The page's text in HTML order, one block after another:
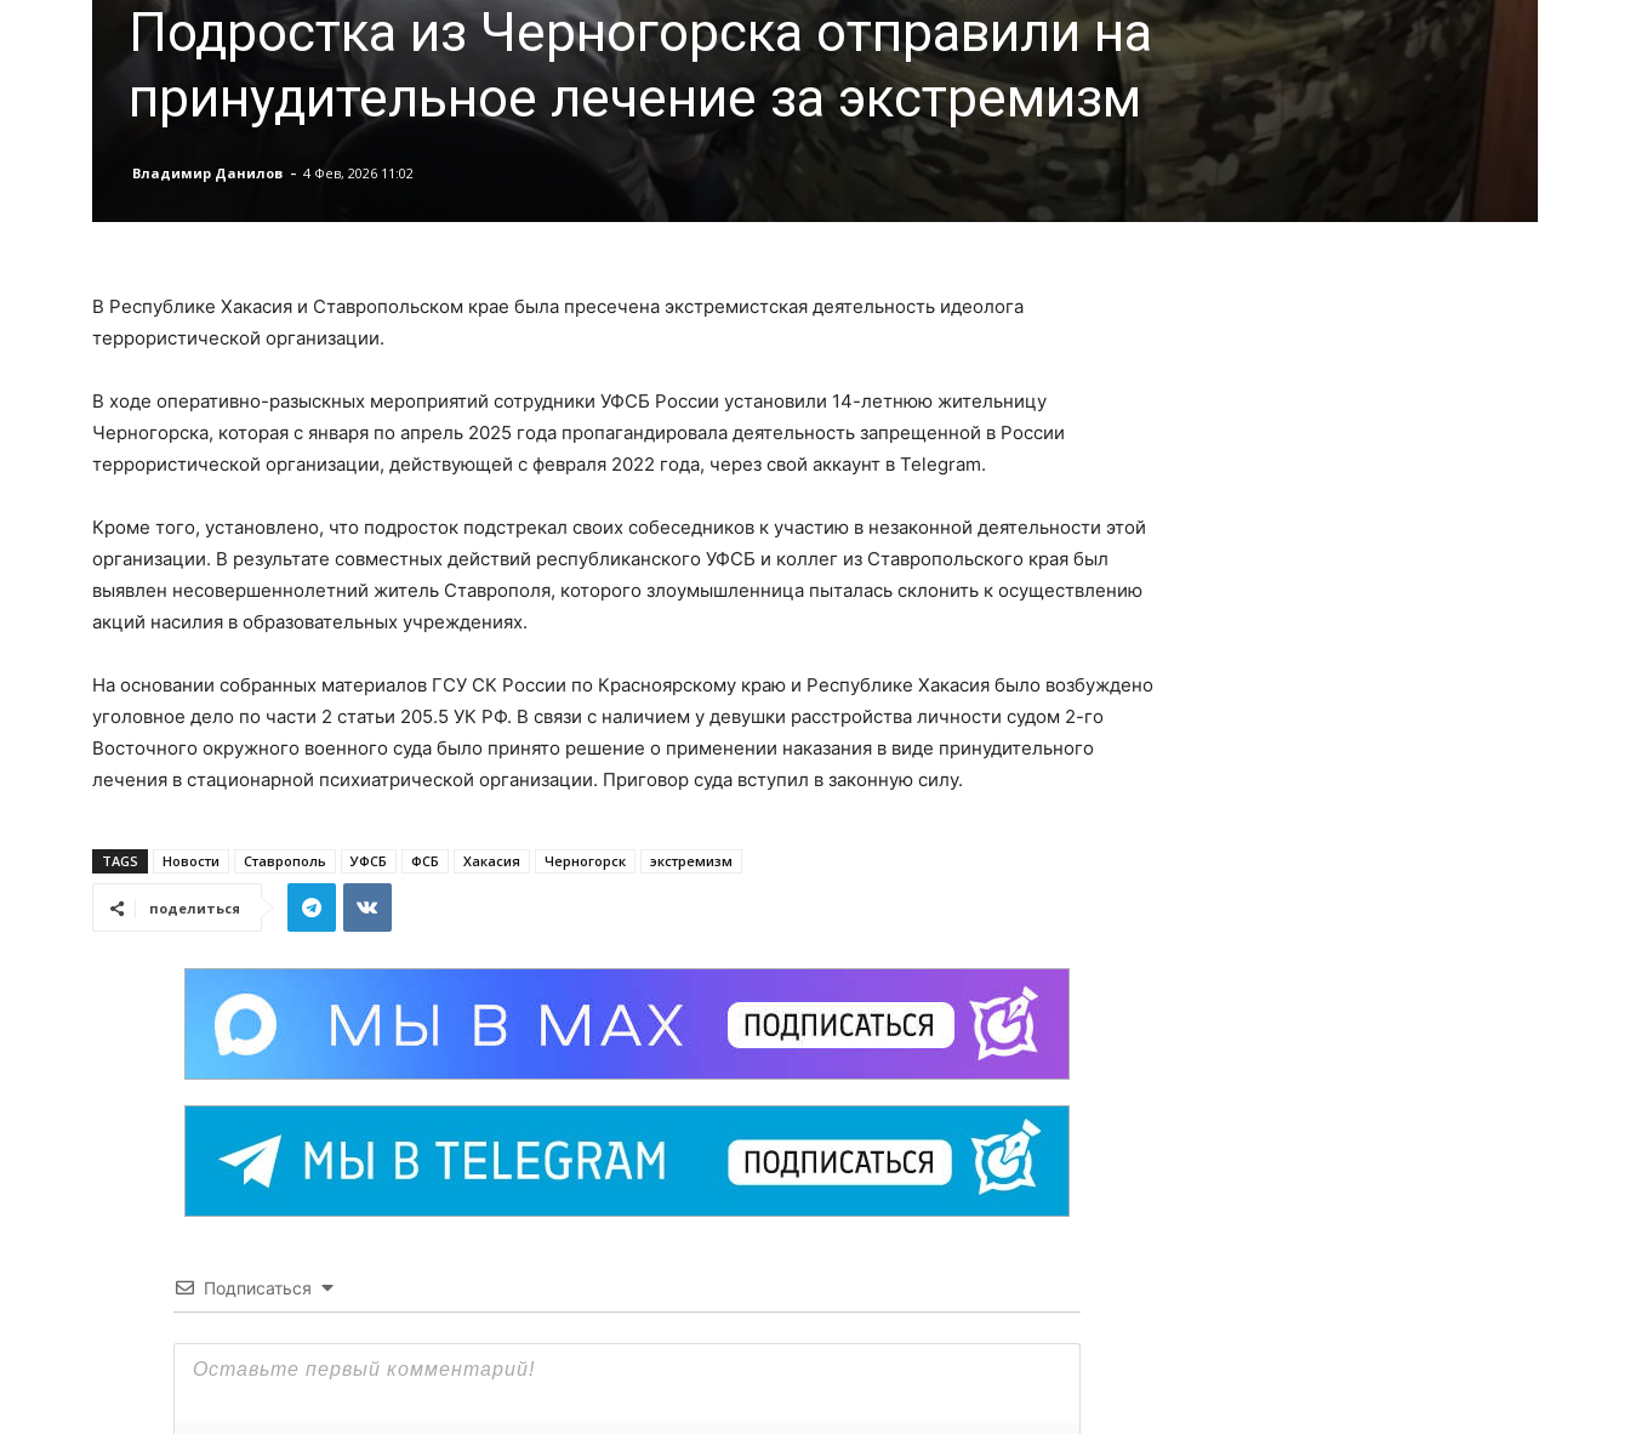
Подростка из Черногорска отправили на
принудительное лечение за экстремизм
Владимир Данилов - 4 Фев, 2026 11:02
В Республике Хакасия и Ставропольском крае была пресечена экстремистская деятельность идеолога
террористической организации.
В ходе оперативно-разыскных мероприятий сотрудники УФСБ России установили 14-летнюю жительницу
Черногорска, которая с января по апрель 2025 года пропагандировала деятельность запрещенной в России
террористической организации, действующей с февраля 2022 года, через свой аккаунт в Telegram.
Кроме того, установлено, что подросток подстрекал своих собеседников к участию в незаконной деятельности этой
организации. В результате совместных действий республиканского УФСБ и коллег из Ставропольского края был
выявлен несовершеннолетний житель Ставрополя, которого злоумышленница пыталась склонить к осуществлению
акций насилия в образовательных учреждениях.
На основании собранных материалов ГСУ СК России по Красноярскому краю и Республике Хакасия было возбуждено
уголовное дело по части 2 статьи 205.5 УК РФ. В связи с наличием у девушки расстройства личности судом 2-го
Восточного окружного военного суда было принято решение о применении наказания в виде принудительного
лечения в стационарной психиатрической организации. Приговор суда вступил в законную силу.
TAGS Новости Ставрополь УФСБ ФСБ Хакасия Черногорск экстремизм
поделиться
Подписаться